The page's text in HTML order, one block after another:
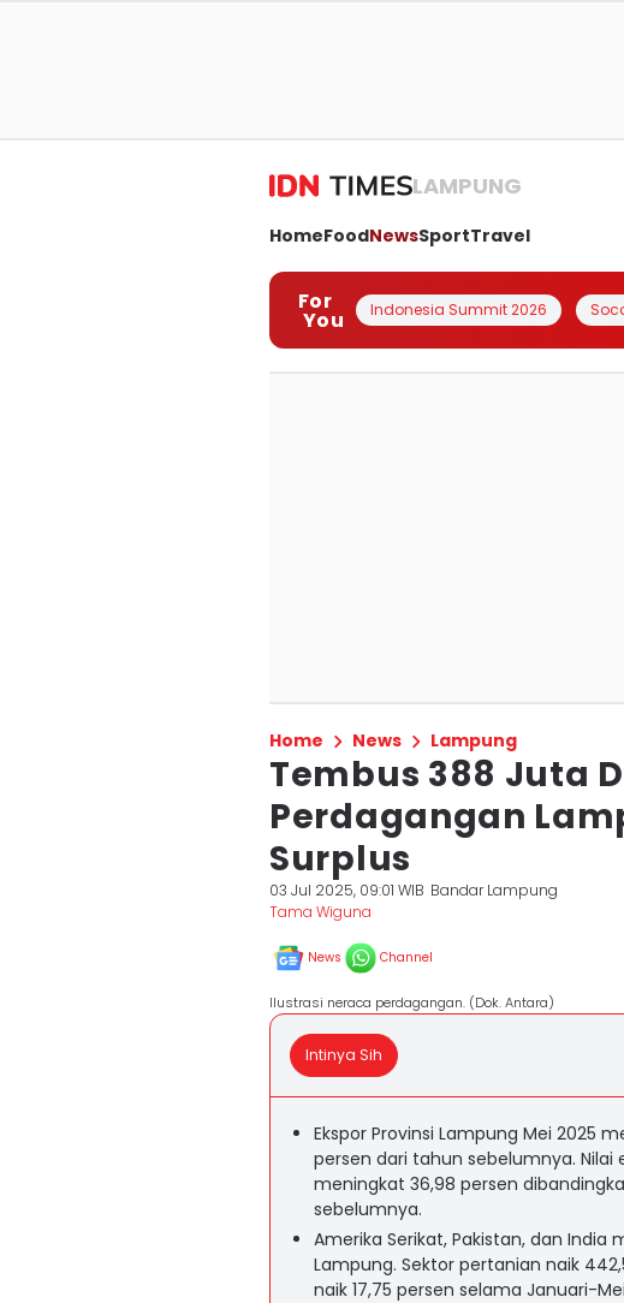
LAMPUNG
HomeFoodNewsSportTravel
For
You Indonesia Summit 2026
Home News Lampung
Tembus 388 Juta
Perdagangan
Surplus
03 Jul 2025, 09:01 WIB Bandar Lampung
Tama Wiguna
News Channel
Ilustrasi neraca perdagangan. (Dok. Antara)
Intinya Sih
Ekspor Provinsi Lampung Mei 2025
persen dari tahun sebelumnya. Nilai
meningkat 36,98 persen
sebelumnya.
Amerika Serikat, Pakistan, dan
Lampung. Sektor pertanian naik
naik 17,75 persen selama Januari-